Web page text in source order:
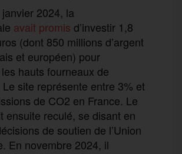
2024, la
avait promis d’investir 1,8
(dont 850 millions d’argent
et européen) pour
hauts fourneaux de
site représente entre 3% et
de CO2 en France. Le
ensuite reculé, se disant en
de soutien de l’Union
En novembre 2024, il